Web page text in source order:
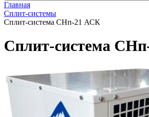
Главная
Сплит-системы
Сплит-система СНп-21 АСК
Сплит-система